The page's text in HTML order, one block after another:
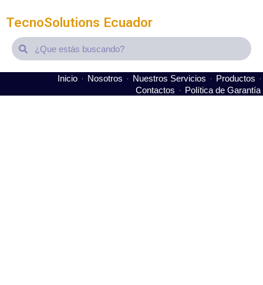
TecnoSolutions Ecuador
SearchSearch
Inicio Nosotros Nuestros Servicios
Productos
Contactos
Política de Garantía